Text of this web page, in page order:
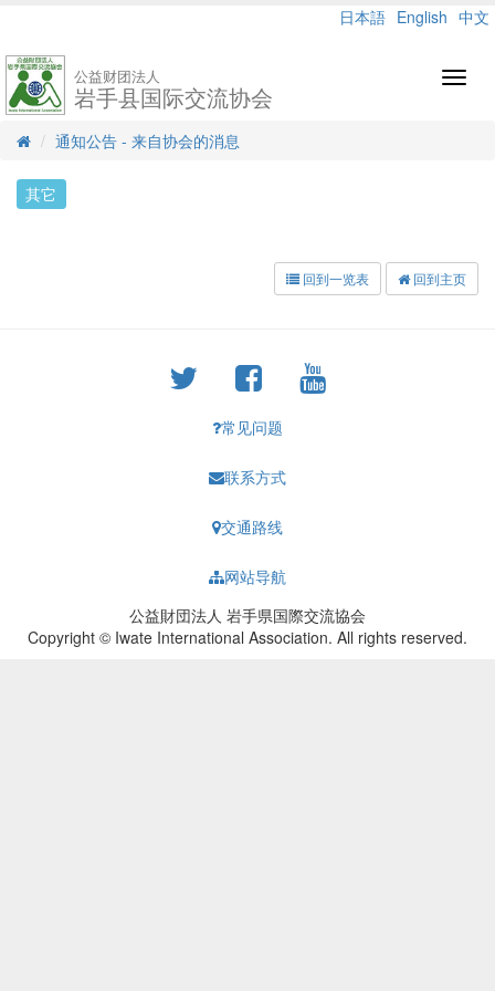
日本語 English 中文
公益财团法人
岩手县国际交流协会
通知公告 - 来自协会的消息
其它
回到一览表 回到主页
常见问题
联系方式
交通路线
网站导航
公益財団法人 岩手県国際交流協会
Copyright © Iwate International Association. All rights reserved.